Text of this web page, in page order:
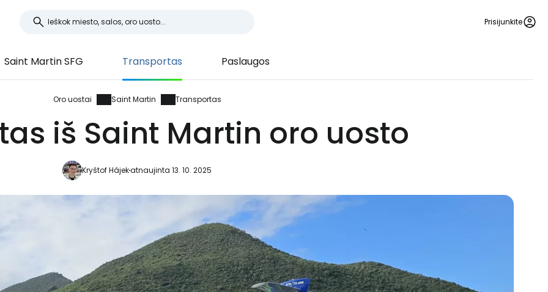
Prisijunkite
Saint Martin SFG Transportas Paslaugos
Oro uostai Saint Martin Transportas
iš Saint Martin oro uosto
Kryštof Hájekatnaujinta 13. 10. 2025